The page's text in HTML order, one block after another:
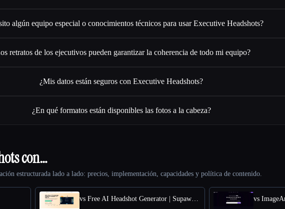
algún equipo especial o conocimientos técnicos para usar Executive Headshots?
retratos de los ejecutivos pueden garantizar la coherencia de todo mi equipo?
¿Mis datos están seguros con Executive Headshots?
¿En qué formatos están disponibles las fotos a la cabeza?
con…
estructurada lado a lado: precios, implementación, capacidades y política de contenido.
vs